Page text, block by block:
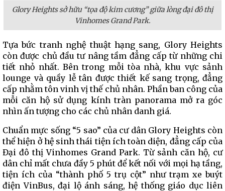
Glory Heightssở hữu “tọa độ kim cương” giữa lòngđại đô thị
Vinhomes Grand Park.
Tựa bức tranh nghệ thuật hạng sang, Glory Heights
còn được chủ đầu tư nâng tầm đẳng cấp từ những chi
tiết nhỏ nhất. Bên trong mỗi tòa nhà, khu vực sảnh
lounge và quầy lễ tân được thiết kế sang trọng, đẳng
cấp nhằm tôn vinh vị thế chủ nhân. Phần ban công của
mỗi căn hộ sử dụng kính tràn panorama mở ra góc
nhìn ấn tượng cho các chủ nhân danh giá.
Chuẩn mực sống “5 sao” của cư dân Glory Heights còn
thể hiện ở hệ sinh thái tiện ích toàn diện, đẳng cấp của
Đại đô thị Vinhomes Grand Park. Từ sảnh căn hộ, cư
dân chỉ mất chưa đầy 5 phút để kết nối với mọi hạ tầng,
tiện ích của “thành phố 5 trụ cột” như trạm xe buýt
điện VinBus, đại lộ ánh sáng, hệ thống giáo dục liên